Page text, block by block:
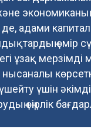
де, адами
өмір
ұзақ мерзімді
нысаналы
үшін
өңірлік